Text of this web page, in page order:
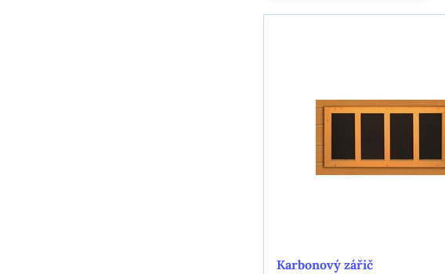
Karbonový zářič